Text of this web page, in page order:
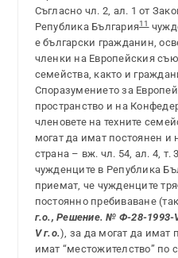
Съгласно чл. 2, ал. 1 от
Република България11
е български гражданин,
членки на Европейския
семейства, както и
Споразумението за
пространство и на
членовете на техните
могат да имат постоянен и
страна – вж. чл. 54, ал. 4, т.
чужденците в Република
приемат, че чужденците
постоянно пребиваване
г.о., Решение. № Ф-28-1993-
V г.о.), за да могат да имат
имат “местожителство” по